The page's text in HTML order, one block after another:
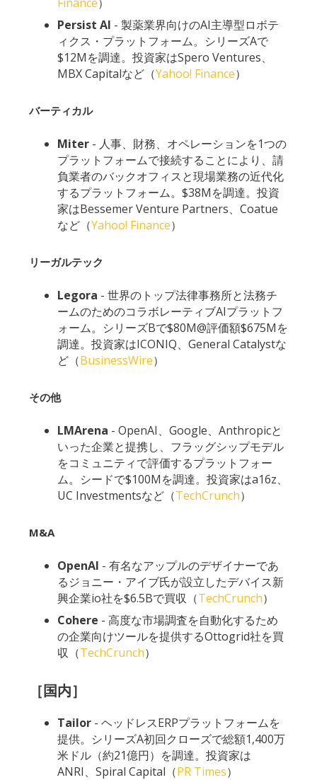
Persist AI - 製薬業界向けのAI主導型ロボテ
ィクス・プラットフォーム。シリーズAで
$12Mを調達。投資家はSpero Ventures、
MBX Capitalなど（Yahoo! Finance）
バーティカル
Miter - 人事、財務、オペレーションを1つの
プラットフォームで接続することにより、請
負業者のバックオフィスと現場業務の近代化
するプラットフォーム。$38Mを調達。投資
家はBessemer Venture Partners、Coatue
など（Yahoo! Finance）
リーガルテック
Legora - 世界のトップ法律事務所と法務チ
ームのためのコラボレーティブAIプラットフ
ォーム。シリーズBで$80M@評価額$675Mを
調達。投資家はICONIQ、General Catalystな
ど（BusinessWire）
その他
LMArena - OpenAI、Google、Anthropicと
いった企業と提携し、フラッグシップモデル
をコミュニティで評価するプラットフォー
ム。シードで$100Mを調達。投資家はa16z、
UC Investmentsなど（TechCrunch）
M&A
OpenAI - 有名なアップルのデザイナーであ
るジョニー・アイブ氏が設立したデバイス新
興企業io社を$6.5Bで買収（TechCrunch）
Cohere - 高度な市場調査を自動化するため
の企業向けツールを提供するOttogrid社を買
収（TechCrunch）
［国内］
Tailor - ヘッドレスERPプラットフォームを
提供。シリーズA初回クローズで総額1,400万
米ドル（約21億円）を調達。投資家は
ANRI、Spiral Capital（PR Times）